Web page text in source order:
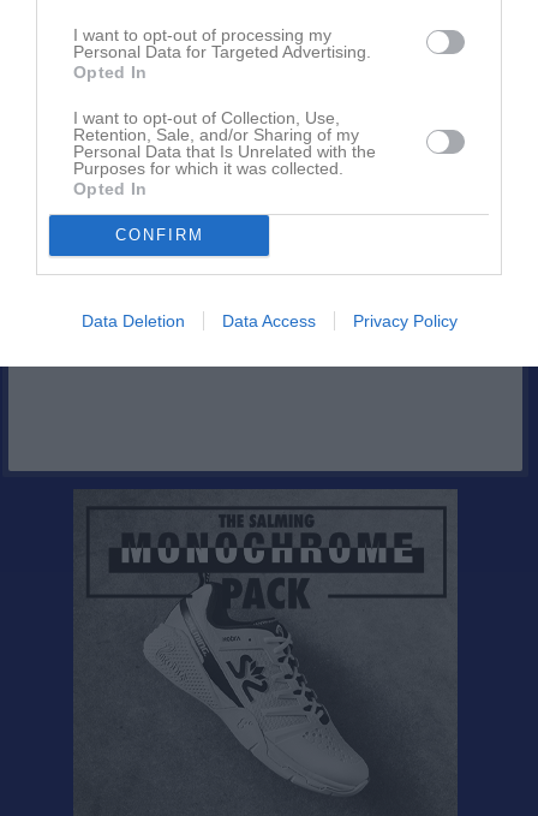
I want to opt-out of processing my
Personal Data for Targeted Advertising.
Opted In
I want to opt-out of Collection, Use,
Retention, Sale, and/or Sharing of my
Personal Data that Is Unrelated with the
Purposes for which it was collected.
Opted In
CONFIRM
Data Deletion Data Access Privacy Policy
På gång
Inga kommande aktiviteter